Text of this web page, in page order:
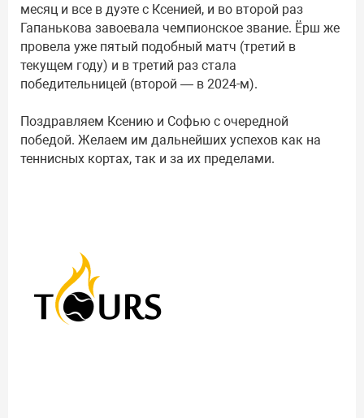
месяц и все в дуэте с Ксенией, и во второй раз
Гапанькова завоевала чемпионское звание. Ёрш же
провела уже пятый подобный матч (третий в
текущем году) и в третий раз стала
победительницей (второй — в 2024-м).
Поздравляем Ксению и Софью с очередной
победой. Желаем им дальнейших успехов как на
теннисных кортах, так и за их пределами.